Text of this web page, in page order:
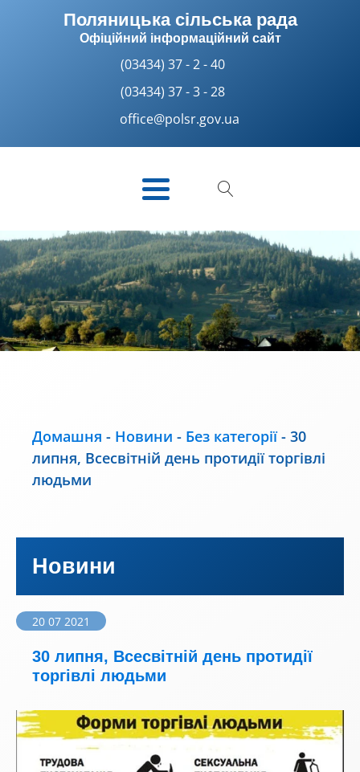
Поляницька сільська рада
Офіційний інформаційний сайт
(03434) 37 - 2 - 40
(03434) 37 - 3 - 28
office@polsr.gov.ua
Домашня - Новини - Без категорії- 30
липня, Всесвітній день протидії торгівлі
людьми
Новини
20 07 2021
30 липня, Всесвітній день протидії
торгівлі людьми